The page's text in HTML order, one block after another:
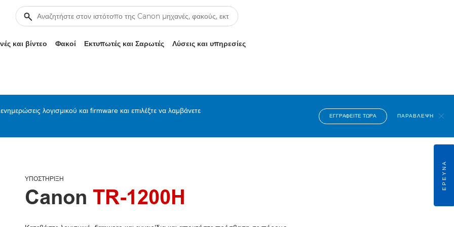
και βίντεο Φακοί Εκτυπωτές και Σαρωτές Λύσεις και υπηρεσίες
λογισμικού και firmware και επιλέξτε να λαμβάνετε
ΕΓΓΡΑΦΕΊΤΕ ΤΏΡΑ ΠΑΡΆΒΛΕΨΗ
ΥΠΟΣΤΉΡΙΞΗ
Canon TR-1200H
ΈΡΕΥΝΑ